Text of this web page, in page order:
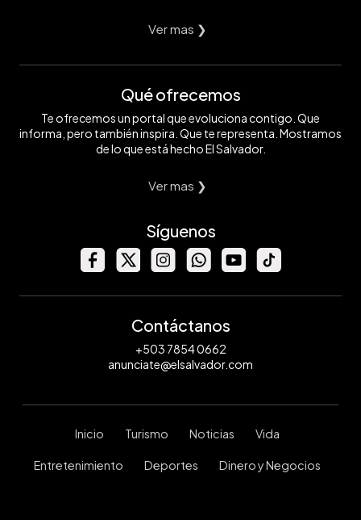
Ver mas ❯
Qué ofrecemos
Te ofrecemos un portal que evoluciona contigo. Que
informa, pero también inspira. Que te representa. Mostramos
de lo que está hecho El Salvador.
Ver mas ❯
Síguenos
Contáctanos
+503 7854 0662
anunciate@elsalvador.com
Inicio Turismo Noticias Vida
Entretenimiento Deportes Dinero y Negocios